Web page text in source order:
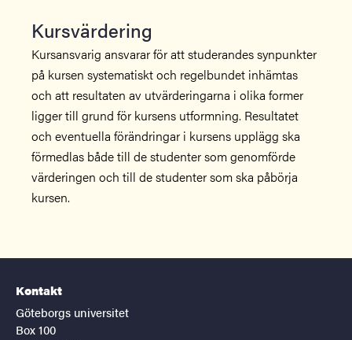
Kursvärdering
Kursansvarig ansvarar för att studerandes synpunkter
på kursen systematiskt och regelbundet inhämtas
och att resultaten av utvärderingarna i olika former
ligger till grund för kursens utformning. Resultatet
och eventuella förändringar i kursens upplägg ska
förmedlas både till de studenter som genomförde
värderingen och till de studenter som ska påbörja
kursen.
Kontakt
Göteborgs universitet
Box 100